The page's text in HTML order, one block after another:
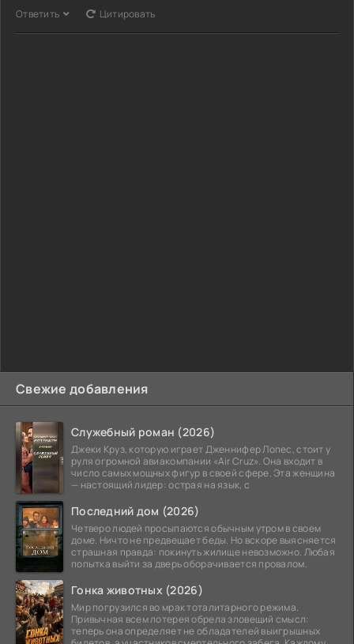
Свежие добавления
Служебный роман (2026)
Джеки Круз, которую играет Дженнифер Лопес, стоит у
руля огромной авиакомпании «Air Cruz». Она входит в
число самых мощных фигур в своей сфере. Эта женщина
— настоящий лидер: острая на язык, с
Последний дом (2026)
Четверо людей просыпаются обычным утром в своем
доме. Ничто не предвещает беды. Но вскоре выясняется
страшная правда: покинуть жилище невозможно. Любая
попытка выйти за дверь оборачивается провалом.
Гонка животных (2026)
Мир погрузился во мрак тоталитарного режима.
Привычная всем лотерея обрела зловещий смысл:
теперь она определяет не обладателей выигрышных
Ответить Цитировать